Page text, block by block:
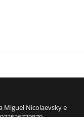
Miguel Nicolaevsky e